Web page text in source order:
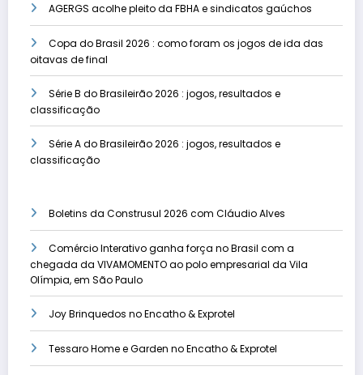
AGERGS acolhe pleito da FBHA e sindicatos gaúchos
Copa do Brasil 2026 : como foram os jogos de ida das
oitavas de final
Série B do Brasileirão 2026 : jogos, resultados e
classificação
Série A do Brasileirão 2026 : jogos, resultados e
classificação
Boletins da Construsul 2026 com Cláudio Alves
Comércio Interativo ganha força no Brasil com a
chegada da VIVAMOMENTO ao polo empresarial da Vila
Olímpia, em São Paulo
Joy Brinquedos no Encatho & Exprotel
Tessaro Home e Garden no Encatho & Exprotel